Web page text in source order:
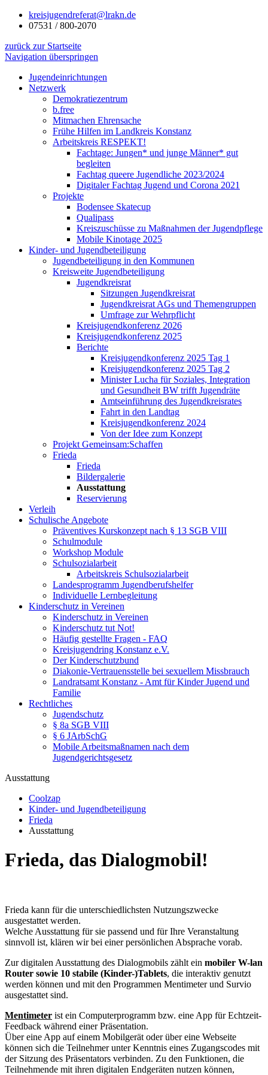
kreisjugendreferat@lrakn.de
07531 / 800-2070
zurück zur Startseite
Navigation überspringen
Jugendeinrichtungen
Netzwerk
Demokratiezentrum
b.free
Mitmachen Ehrensache
Frühe Hilfen im Landkreis Konstanz
Arbeitskreis RESPEKT!
Fachtage: Jungen* und junge Männer* gut
begleiten
Fachtag queere Jugendliche 2023/2024
Digitaler Fachtag Jugend und Corona 2021
Projekte
Bodensee Skatecup
Qualipass
Kreiszuschüsse zu Maßnahmen der Jugendpflege
Mobile Kinotage 2025
Kinder- und Jugendbeteiligung
Jugendbeteiligung in den Kommunen
Kreisweite Jugendbeteiligung
Jugendkreisrat
Sitzungen Jugendkreisrat
Jugendkreisrat AGs und Themengruppen
Umfrage zur Wehrpflicht
Kreisjugendkonferenz 2026
Kreisjugendkonferenz 2025
Berichte
Kreisjugendkonferenz 2025 Tag 1
Kreisjugendkonferenz 2025 Tag 2
Minister Lucha für Soziales, Integration
und Gesundheit BW trifft Jugendräte
Amtseinführung des Jugendkreisrates
Fahrt in den Landtag
Kreisjugendkonferenz 2024
Von der Idee zum Konzept
Projekt Gemeinsam:Schaffen
Frieda
Frieda
Bildergalerie
Ausstattung
Reservierung
Verleih
Schulische Angebote
Präventives Kurskonzept nach § 13 SGB VIII
Schulmodule
Workshop Module
Schulsozialarbeit
Arbeitskreis Schulsozialarbeit
Landesprogramm Jugendberufshelfer
Individuelle Lernbegleitung
Kinderschutz in Vereinen
Kinderschutz in Vereinen
Kinderschutz tut Not!
Häufig gestellte Fragen - FAQ
Kreisjugendring Konstanz e.V.
Der Kinderschutzbund
Diakonie-Vertrauensstelle bei sexuellem Missbrauch
Landratsamt Konstanz - Amt für Kinder Jugend und
Familie
Rechtliches
Jugendschutz
§ 8a SGB VIII
§ 6 JArbSchG
Mobile Arbeitsmaßnamen nach dem
Jugendgerichtsgesetz
Ausstattung
Coolzap
Kinder- und Jugendbeteiligung
Frieda
Ausstattung
Frieda, das Dialogmobil!
Frieda kann für die unterschiedlichsten Nutzungszwecke
ausgestattet werden.
Welche Ausstattung für sie passend und für Ihre Veranstaltung
sinnvoll ist, klären wir bei einer persönlichen Absprache vorab.
Zur digitalen Ausstattung des Dialogmobils zählt ein mobiler W-lan
Router sowie 10 stabile (Kinder-)Tablets, die interaktiv genutzt
werden können und mit den Programmen Mentimeter und Survio
ausgestattet sind.
Mentimeter ist ein Computerprogramm bzw. eine App für Echtzeit-
Feedback während einer Präsentation.
Über eine App auf einem Mobilgerät oder über eine Webseite
können sich die Teilnehmer unter Kenntnis eines Zugangscodes mit
der Sitzung des Präsentators verbinden. Zu den Funktionen, die
Teilnehmende mit ihren digitalen Endgeräten nutzen können,